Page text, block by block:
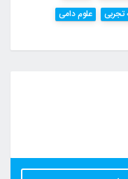
تجربی علوم دامی